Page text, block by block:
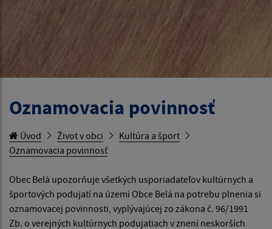
Oznamovacia povinnosť
Úvod Život v obci
Kultúra a šport
Oznamovacia povinnosť
Obec Belá upozorňuje všetkých usporiadateľov kultúrnych a
športových podujatí na území Obce Belá na potrebu plnenia si
oznamovacej povinnosti, vyplývajúcej zo zákona č. 96/1991
Zb. o verejných kultúrnych podujatiach v znení neskorších